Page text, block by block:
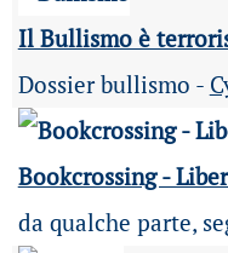
Il Bullismo è
Dossier bullismo -
Bookcrossing -
da qualche parte,